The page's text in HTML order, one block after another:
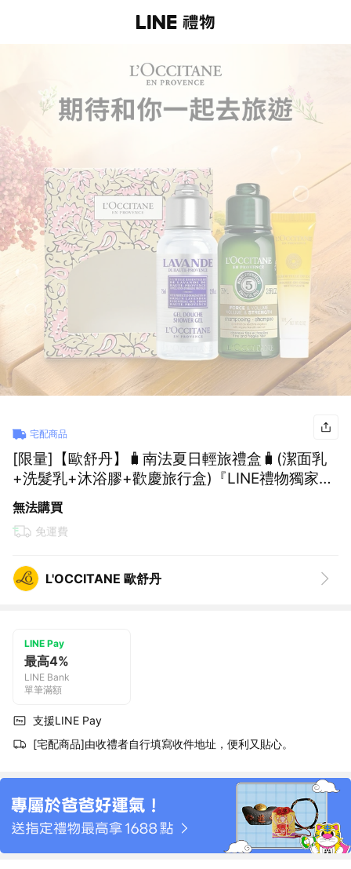
宅配商品
[限量]【歐舒丹】🧳南法夏日輕旅禮盒🧳(潔面乳
+洗髮乳+沐浴膠+歡慶旅行盒)『LINE禮物獨家組
合』
無法購買
免運費
L'OCCITANE 歐舒丹
LINE Pay
最高4%
LINE Bank
單筆滿額
支援LINE Pay
[宅配商品]由收禮者自行填寫收件地址，便利又貼心。